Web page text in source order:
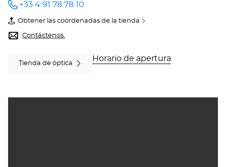
número
de
teléfono
+33 4 91 78 78 10
Obtener las coordenadas de la tienda
de
Audioprothésiste
MARSEILLE
Optical
Contáctenos.
Tienda de óptica
Horario de apertura